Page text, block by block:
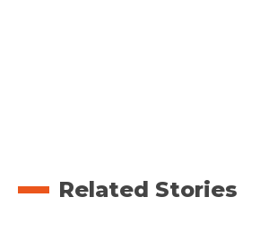
Related Stories